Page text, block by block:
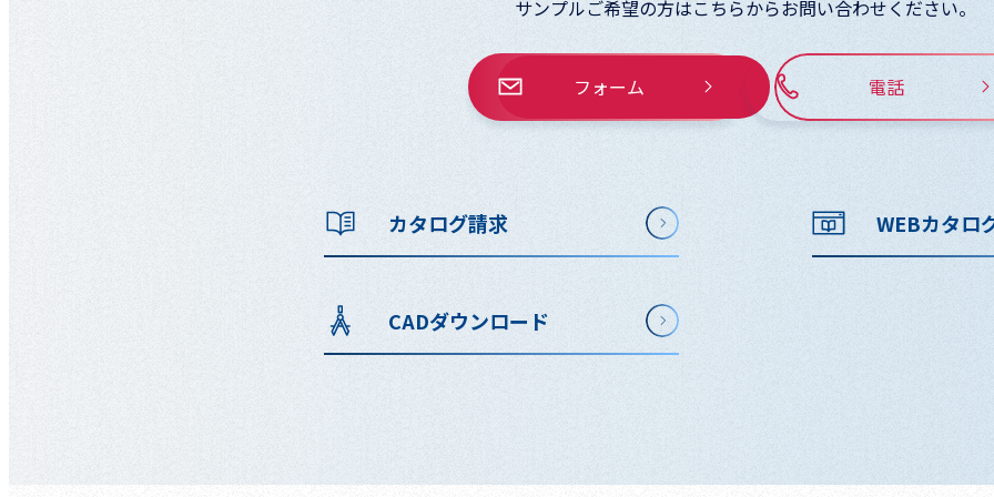
サンプルご希望の方はこちらからお問い合わせください。
フォーム 電話
カタログ請求 WEBカタロ
CADダウンロード